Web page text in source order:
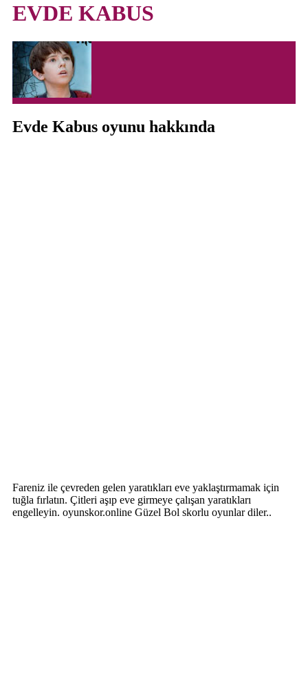
EVDE KABUS
Evde Kabus oyunu hakkında
Fareniz ile çevreden gelen yaratıkları eve yaklaştırmamak için
tuğla fırlatın. Çitleri aşıp eve girmeye çalışan yaratıkları
engelleyin. oyunskor.online Güzel Bol skorlu oyunlar diler..